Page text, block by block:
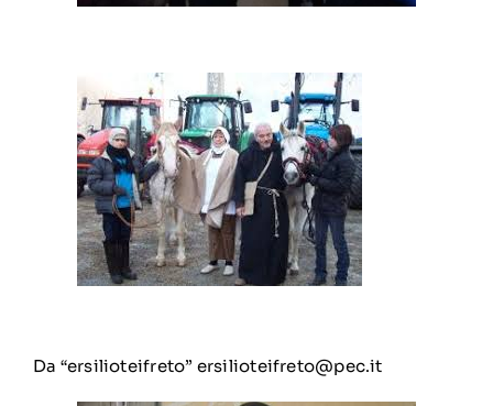
Da “ersilioteifreto” ersilioteifreto@pec.it